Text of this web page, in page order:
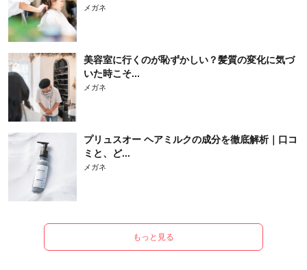
メガネ
美容室に行くのが恥ずかしい？髪質の変化に気づ
いた時こそ...
メガネ
プリュスオー ヘアミルクの成分を徹底解析｜口コ
ミと、ど...
メガネ
もっと見る